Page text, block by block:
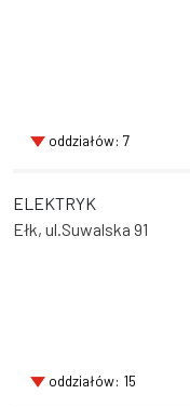
oddziałów: 7
ELEKTRYK
Ełk, ul.Suwalska 91
oddziałów: 15